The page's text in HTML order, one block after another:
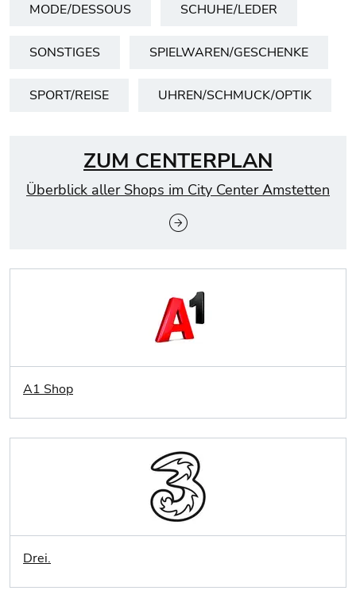
MODE/DESSOUS SCHUHE/LEDER
SONSTIGES SPIELWAREN/GESCHENKE
SPORT/REISE UHREN/SCHMUCK/OPTIK
ZUM CENTERPLAN
Überblick aller Shops im City Center Amstetten
A1 Shop
Drei.